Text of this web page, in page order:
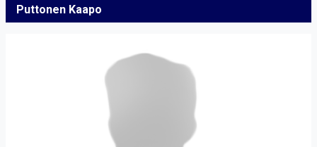
Puttonen Kaapo